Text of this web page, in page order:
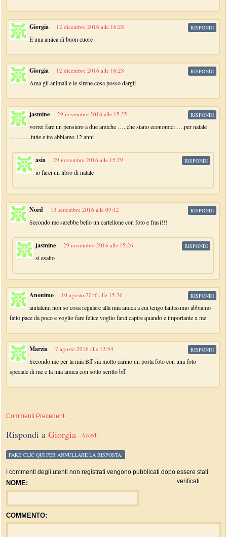
Giorgia 12 dicembre 2016 alle 16:28
È una amica di buon cuore
RISPONDI
Giorgia 12 dicembre 2016 alle 16:28
Ama gli animali e le sirene.cosa posso dargli
RISPONDI
jasmine 29 novembre 2016 alle 15:25
vorrei fare un pensiero a due amiche …..che siano economici ….per natale
………..tutte e tre abbiamo 12 anni
RISPONDI
asia 29 novembre 2016 alle 15:29
io farei un libro di natale
RISPONDI
Nord 13 settembre 2016 alle 09:12
Secondo me sarebbe bello un cartellone con foto e frasi!!!
RISPONDI
jasmine 29 novembre 2016 alle 15:26
si esatto
RISPONDI
Anonimo 10 agosto 2016 alle 15:36
aiutatemi non so cosa regalare alla mia amica a cui tengo tantissimo abbiamo
fatto pace da poco e voglio fare felice voglio farci capire quando e importante x me
RISPONDI
Marzia 7 agosto 2016 alle 13:54
Secondo me per la mia Bff sia molto carino un porta foto con una foto
speciale di me e la mia amica con sotto scritto bff
RISPONDI
Commenti Precedenti
Rispondi aGiorgia Accedi
FARE CLIC QUI PER ANNULLARE LA RISPOSTA.
I commenti degli utenti non registrati vengono pubblicati dopo essere stati
verificati.
NOME:
COMMENTO: